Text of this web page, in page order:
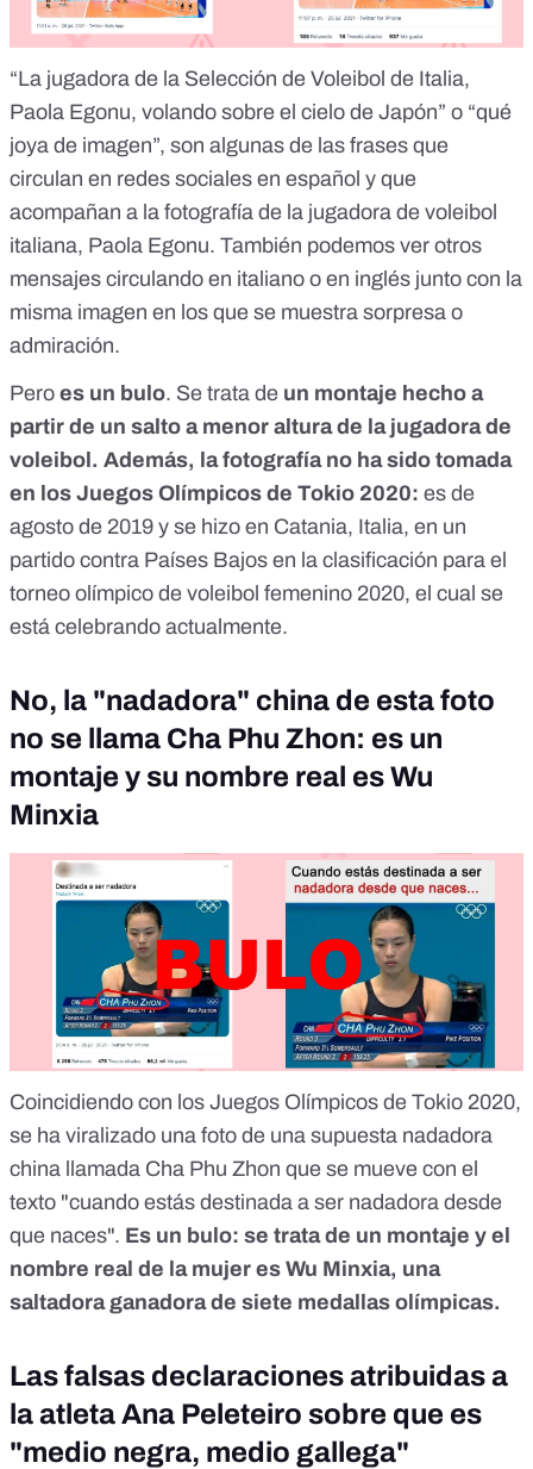
“La jugadora de la Selección de Voleibol de Italia,
Paola Egonu, volando sobre el cielo de Japón” o “qué
joya de imagen”, son algunas de las frases que
circulan en redes sociales en español y que
acompañan a la fotografía de la jugadora de voleibol
italiana, Paola Egonu. También podemos ver otros
mensajes circulando en italiano o en inglés junto con la
misma imagen en los que se muestra sorpresa o
admiración.
Pero es un bulo. Se trata de un montaje hecho a
partir de un salto a menor altura de la jugadora de
voleibol. Además, la fotografía no ha sido tomada
en los Juegos Olímpicos de Tokio 2020: es de
agosto de 2019 y se hizo en Catania, Italia, en un
partido contra Países Bajos en la clasificación para el
torneo olímpico de voleibol femenino 2020, el cual se
está celebrando actualmente.
No, la "nadadora" china de esta foto
no se llama Cha Phu Zhon: es un
montaje y su nombre real es Wu
Minxia
Coincidiendo con los Juegos Olímpicos de Tokio 2020,
se ha viralizado una foto de una supuesta nadadora
china llamada Cha Phu Zhon que se mueve con el
texto "cuando estás destinada a ser nadadora desde
que naces". Es un bulo: se trata de un montaje y el
nombre real de la mujer es Wu Minxia, una
saltadora ganadora de siete medallas olímpicas.
Las falsas declaraciones atribuidas a
la atleta Ana Peleteiro sobre que es
"medio negra, medio gallega"